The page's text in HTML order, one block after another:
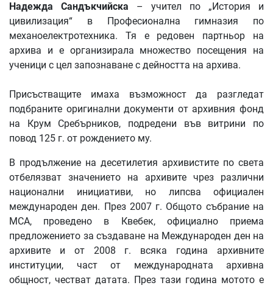
Надежда
Сандъкчийска – учител по „История и
цивилизация“ в Професионална гимназия по
механоелектротехника. Тя е редовен партньор на
архива и е организирала множество посещения на
ученици с цел запознаване с дейността на архива.
Присъстващите имаха възможност да разгледат
подбраните оригинални документи от архивния фонд
на Крум Сребърников, подредени във витрини по
повод 125 г. от рождението му.
В продължение на десетилетия архивистите по света
отбелязват значението на архивите чрез различни
национални инициативи, но липсва официален
международен ден. През 2007 г. Общото събрание на
МСА, проведено в Квебек, официално приема
предложението за създаване на Международен ден на
архивите и от 2008 г. всяка година архивните
институции, част от международната архивна
общност, честват датата. През тази година мотото е